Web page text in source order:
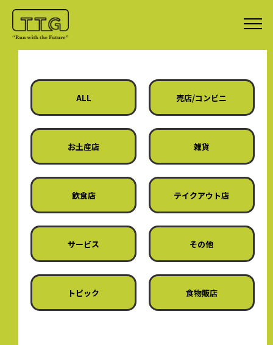
ALL 売店/コンビニ
お土産店 雑貨
飲食店 テイクアウト店
サービス その他
トピック 食物販店